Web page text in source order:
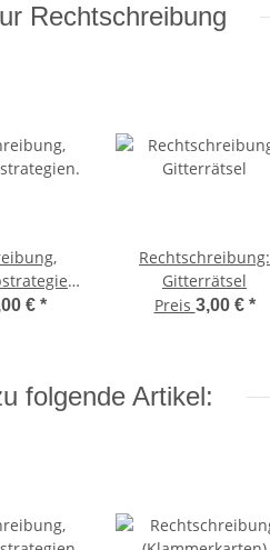
Rechtschreibung
€ *
Rechtschreibung:
Gitterrätsel
Preis 3,00 € *
folgende Artikel: